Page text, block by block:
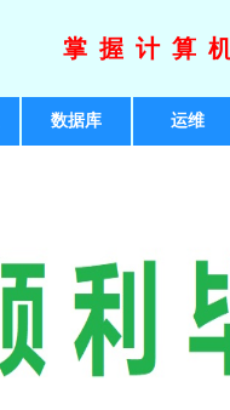
掌握计算
数据库 运维